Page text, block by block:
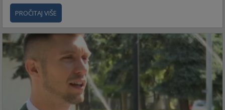
PROČITAJ VIŠE